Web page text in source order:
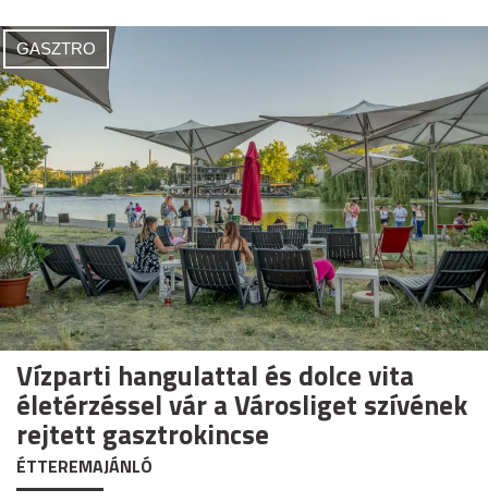
GASZTRO
Vízparti hangulattal és dolce vita
életérzéssel vár a Városliget szívének
rejtett gasztrokincse
ÉTTEREMAJÁNLÓ